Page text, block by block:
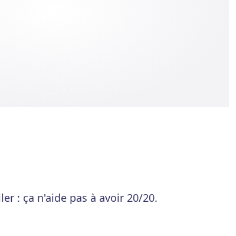
: ça n'aide pas à avoir 20/20.